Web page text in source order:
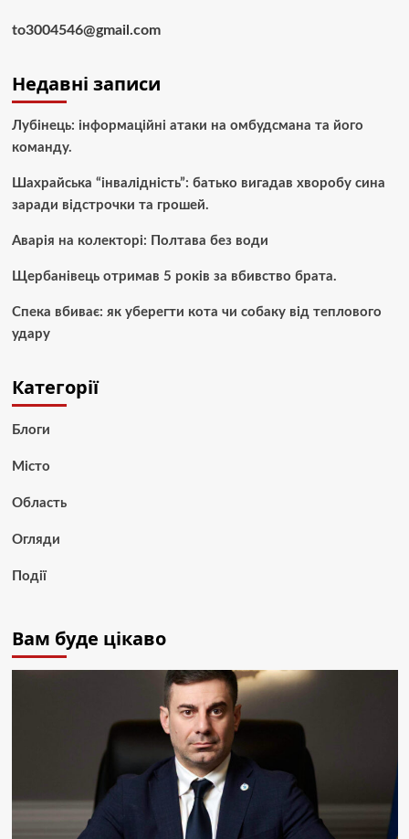
to3004546@gmail.com
Недавні записи
Лубінець: інформаційні атаки на омбудсмана та його
команду.
Шахрайська “інвалідність”: батько вигадав хворобу сина
заради відстрочки та грошей.
Аварія на колекторі: Полтава без води
Щербанівець отримав 5 років за вбивство брата.
Спека вбиває: як уберегти кота чи собаку від теплового
удару
Категорії
Блоги
Місто
Область
Огляди
Події
Вам буде цікаво